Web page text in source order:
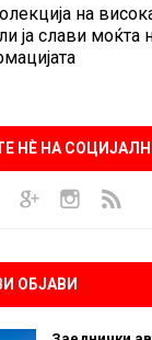
на
ја слави моќта
НÈ НА
ОБЈАВИ